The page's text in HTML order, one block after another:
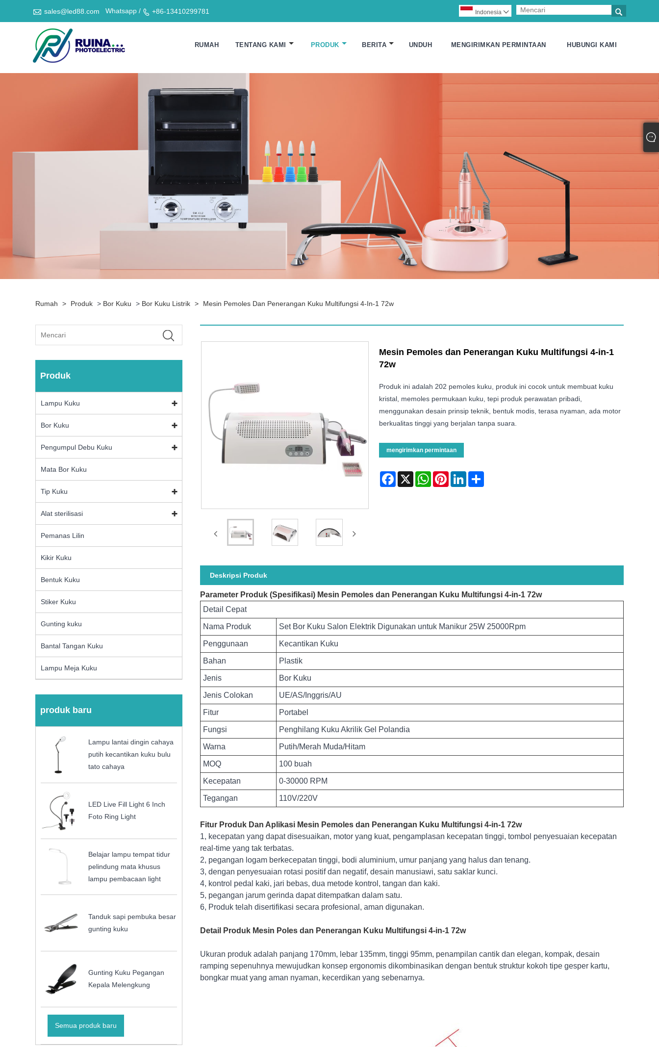
 sales@led88.com Whatsapp /  +86-13410299781 
Indonesia 
RUMAH TENTANG KAMI PRODUK BERITA UNDUH MENGIRIMKAN PERMINTAAN HUBUNGI KAMI
Rumah > Produk > Bor Kuku > Bor Kuku Listrik > Mesin Pemoles Dan Penerangan Kuku Multifungsi 4-In-1 72w
Produk
Lampu Kuku
Bor Kuku
Pengumpul Debu Kuku
Mata Bor Kuku
Tip Kuku
Alat sterilisasi
Pemanas Lilin
Kikir Kuku
Bentuk Kuku
Stiker Kuku
Gunting kuku
Bantal Tangan Kuku
Lampu Meja Kuku
produk baru
Lampu lantai dingin cahaya
putih kecantikan kuku bulu
tato cahaya
LED Live Fill Light 6 Inch
Foto Ring Light
Belajar lampu tempat tidur
pelindung mata khusus
lampu pembacaan light
Tanduk sapi pembuka besar
gunting kuku
Gunting Kuku Pegangan
Kepala Melengkung
Semua produk baru
Mesin Pemoles dan Penerangan Kuku Multifungsi 4-in-1
72w
Produk ini adalah 202 pemoles kuku, produk ini cocok untuk membuat kuku
kristal, memoles permukaan kuku, tepi produk perawatan pribadi,
menggunakan desain prinsip teknik, bentuk modis, terasa nyaman, ada motor
berkualitas tinggi yang berjalan tanpa suara.
mengirimkan permintaan
Facebook
X WhatsAppPinterestLinkedInShare
Deskripsi Produk
Parameter Produk (Spesifikasi) Mesin Pemoles dan Penerangan Kuku Multifungsi 4-in-1 72w
Detail Cepat
Nama Produk Set Bor Kuku Salon Elektrik Digunakan untuk Manikur 25W 25000Rpm
Penggunaan Kecantikan Kuku
Bahan Plastik
Jenis Bor Kuku
Jenis Colokan UE/AS/Inggris/AU
Fitur Portabel
Fungsi Penghilang Kuku Akrilik Gel Polandia
Warna Putih/Merah Muda/Hitam
MOQ 100 buah
Kecepatan 0-30000 RPM
Tegangan 110V/220V
Fitur Produk Dan Aplikasi Mesin Pemoles dan Penerangan Kuku Multifungsi 4-in-1 72w
1, kecepatan yang dapat disesuaikan, motor yang kuat, pengamplasan kecepatan tinggi, tombol penyesuaian kecepatan
real-time yang tak terbatas.
2, pegangan logam berkecepatan tinggi, bodi aluminium, umur panjang yang halus dan tenang.
3, dengan penyesuaian rotasi positif dan negatif, desain manusiawi, satu saklar kunci.
4, kontrol pedal kaki, jari bebas, dua metode kontrol, tangan dan kaki.
5, pegangan jarum gerinda dapat ditempatkan dalam satu.
6, Produk telah disertifikasi secara profesional, aman digunakan.
Detail Produk Mesin Poles dan Penerangan Kuku Multifungsi 4-in-1 72w
Ukuran produk adalah panjang 170mm, lebar 135mm, tinggi 95mm, penampilan cantik dan elegan, kompak, desain
ramping sepenuhnya mewujudkan konsep ergonomis dikombinasikan dengan bentuk struktur kokoh tipe gesper kartu,
bongkar muat yang aman nyaman, kecerdikan yang sebenarnya.